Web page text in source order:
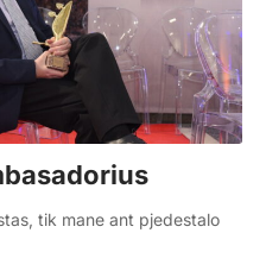
tik mane ant pjedestalo